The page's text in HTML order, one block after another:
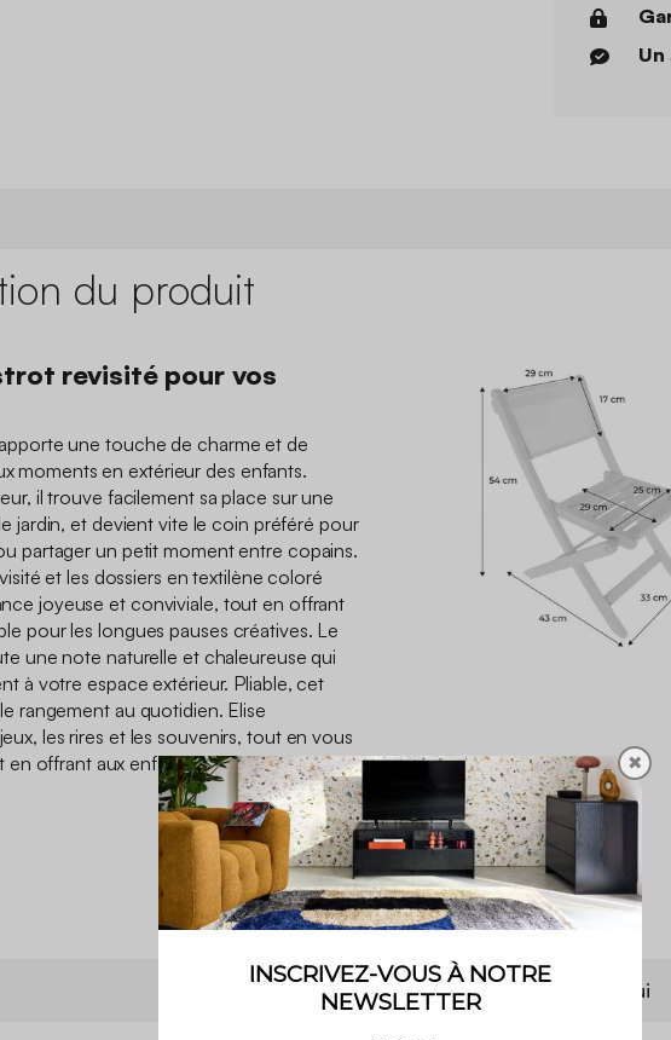
du produit
revisité pour vos
apporte une touche de charme et de
moments en extérieur des enfants.
il trouve facilement sa place sur une
jardin, et devient vite le coin préféré pour
partager un petit moment entre copains.
et les dossiers en textilène coloré
joyeuse et conviviale, tout en offrant
pour les longues pauses créatives. Le
une note naturelle et chaleureuse qui
à votre espace extérieur. Pliable, cet
rangement au quotidien. Elise
les rires et les souvenirs, tout en vous
en offrant aux enfants un espace bien à
Table + assises Contient du bois Oui
✖